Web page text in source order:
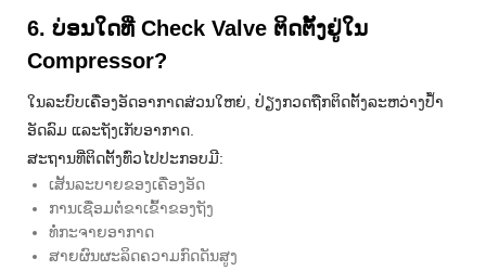
6. ບ່ອນໃດທີ່ Check Valve ຕິດຕັ້ງຢູ່ໃນ
Compressor?
ໃນລະບົບເຄື່ອງອັດອາກາດສ່ວນໃຫຍ່, ປ່ຽງກວດຖືກຕິດຕັ້ງລະຫວ່າງປໍ້າ
ອັດລົມ ແລະຖັງເກັບອາກາດ.
ສະຖານທີ່ຕິດຕັ້ງທົ່ວໄປປະກອບມີ:
ເສັ້ນລະບາຍຂອງເຄື່ອງອັດ
ການເຊື່ອມຕໍ່ຂາເຂົ້າຂອງຖັງ
ທໍ່ກະຈາຍອາກາດ
ສາຍຜົນຜະລິດຄວາມກົດດັນສູງ